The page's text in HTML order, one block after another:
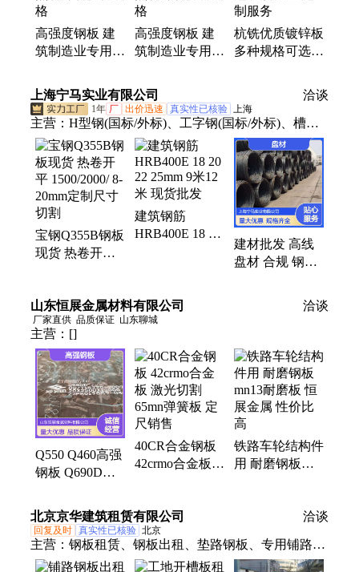
高强度钢板 建
筑制造业专用
格
高强度钢板 建
筑制造业专用
格
杭铣优质镀锌板
多种规格可选
上海宁马实业有限公司 洽谈
1年 厂 出价迅速 真实性已核验 上海
主营： H型钢(国标/外标)、工字钢(国标/外标)、槽钢
(国标/外标)、角钢、方管、无缝管、焊管、钢管、无
缝钢管、扁钢、方钢、开平板、花纹板、中厚板、螺
纹钢、圆钢、特钢、不锈钢管、热轧卷
宝钢Q355B钢板
现货 热卷开平
切割
建筑钢筋
HRB400E 18 20
建材批发 高线
盘材 合规 钢厂
山东恒展金属材料有限公司 洽谈
厂家直供 品质保证 山东聊城
主营： []
Q550 Q460高强
钢板 Q690D高
化工容器用 厂
家供应
40CR合金钢板
42crmo合金板
售
铁路车轮结构件
用 耐磨钢板
北京京华建筑租赁有限公司 洽谈
回复及时 真实性已核验 北京
主营： 钢板租赁、钢板出租、垫路钢板、专用铺路钢
板、租赁板、垫路铁板